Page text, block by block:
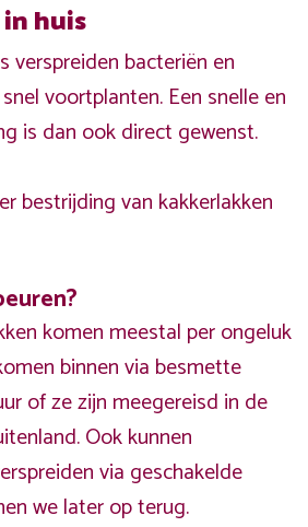
huis
verspreiden bacteriën en
voortplanten. Een snelle en
is dan ook direct gewenst.
bestrijding van kakkerlakken
komen meestal per ongeluk
binnen via besmette
of ze zijn meegereisd in de
Ook kunnen
via geschakelde
we later op terug.